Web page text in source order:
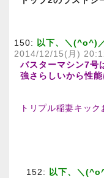
150: 以下、＼(^o^)
2014/12/15(月)
バスターマシン7号
強さらしいから性
トリプル稲妻キッ
152: 以下、＼